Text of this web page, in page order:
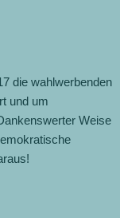
die wahlwerbenden
und um
Weise